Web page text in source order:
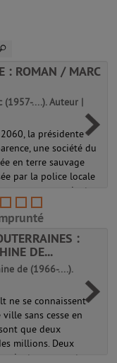
: ROMAN / MARC
(1957-....). Auteur |
la présidente
une société du
en terre sauvage
par la police locale
propre assassinat.
son ent...
:
DE...
de (1966-....).
ne se connaissent
sans cesse en
que deux
millions. Deux
se rencontrer,